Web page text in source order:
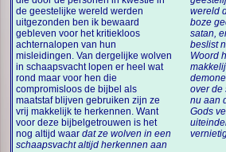
de geestelijke wereld werden
uitgezonden ben ik bewaard
gebleven voor het kritiekloos
achternalopen van hun
misleidingen. Van dergelijke wolven
in schaapsvacht lopen er heel wat
rond maar voor hen die
compromisloos de bijbel als
maatstaf blijven gebruiken zijn ze
vrij makkelijk te herkennen. Want
voor deze bijbelgetrouwen is het
nog altijd waardat ze wolven in een
schaapsvacht altijd herkennen aan
wereld die nu nog het
boze
satan,
beslist
Woord
over de
nu aan
Gods